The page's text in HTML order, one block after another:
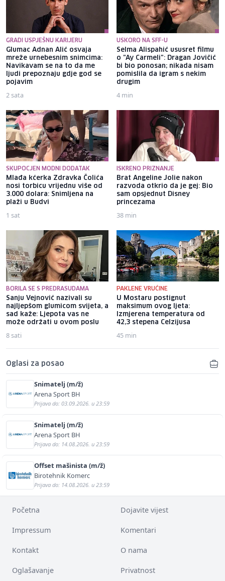
GRADI USPJEŠNU KARIJERU
Glumac Adnan Alić osvaja
mreže urnebesnim snimcima:
Navikavam se na to da me
ljudi prepoznaju gdje god se
pojavim
2 sata
USKORO NA SFF-U
Selma Alispahić ususret filmu
o "Ay Carmeli": Dragan Jovičić
bi bio ponosan; nikada nisam
pomislila da igram s nekim
drugim
4 min
SKUPOCJEN MODNI DODATAK
Mlađa kćerka Zdravka Čolića
nosi torbicu vrijednu više od
3.000 dolara: Snimljena na
plaži u Budvi
1 sat
ISKRENO PRIZNANJE
Brat Angeline Jolie nakon
razvoda otkrio da je gej: Bio
sam opsjednut Disney
princezama
38 min
BORILA SE S PREDRASUDAMA
Sanju Vejnović nazivali su
najljepšom glumicom svijeta, a
sad kaže: Ljepota vas ne
može održati u ovom poslu
8 sati
PAKLENE VRUĆINE
U Mostaru postignut
maksimum ovog ljeta:
Izmjerena temperatura od
42,3 stepena Celzijusa
45 min
Oglasi za posao
Snimatelj (m/ž)
Arena Sport BH
Prijava do: 03.09.2026. u 23:59
Snimatelj (m/ž)
Arena Sport BH
Prijava do: 14.08.2026. u 23:59
Offset mašinista (m/ž)
Birotehnik Komerc
Prijava do: 14.08.2026. u 23:59
Početna Dojavite vijest
Impressum Komentari
Kontakt O nama
Oglašavanje Privatnost